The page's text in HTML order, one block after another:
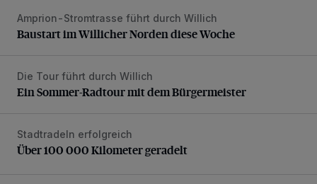
Baustart im Willicher Norden diese Woche
Amprion-Stromtrasse führt durch Willich
Baustart im Willicher Norden diese Woche
Ein Sommer-Radtour mit dem Bürgermeister
Die Tour führt durch Willich
Ein Sommer-Radtour mit dem Bürgermeister
Über 100 000 Kilometer geradelt
Stadtradeln erfolgreich
Über 100 000 Kilometer geradelt